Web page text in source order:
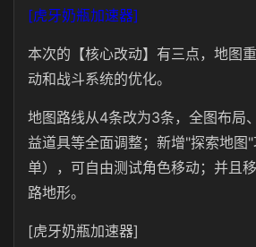
[虎牙奶瓶加速器]
本次的【核心改动】有三点，地图
动和战斗系统的优化。
地图路线从4条改为3条，全图布局
益道具等全面调整；新增"探索地图
单），可自由测试角色移动；并且
路地形。
[虎牙奶瓶加速器]